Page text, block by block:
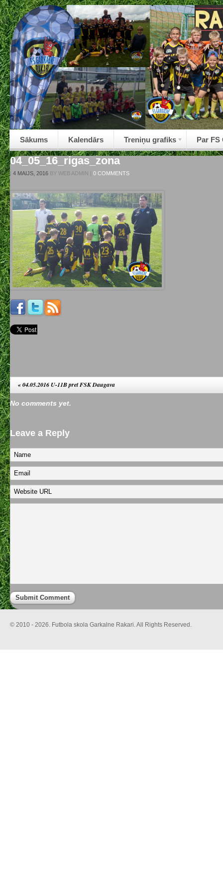
Sākums Kalendārs Treniņu grafiks Par FS
04_05_16_rigas_zona
| 4 MAIJS, 2016 BY WEB ADMIN | 0 COMMENTS
«04.05.2016 U-11B pret FSK Daugava
No comments yet.
Leave a Reply
© 2010 - 2026. Futbola skola Garkalne Rakari. All Rights Reserved.